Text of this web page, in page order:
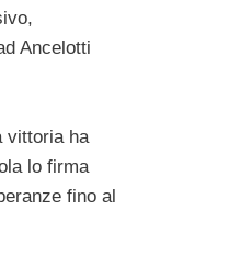
Ancelotti
vittoria ha
lo firma
fino al